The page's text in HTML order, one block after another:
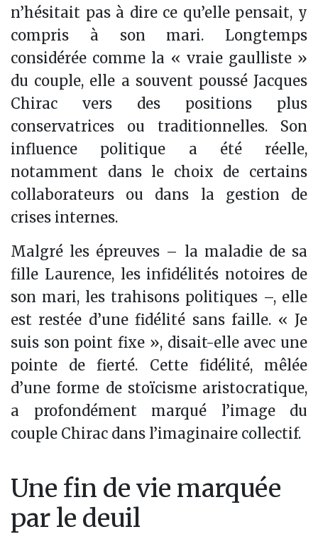
n’hésitait pas à dire ce qu’elle pensait, y
compris à son mari. Longtemps
considérée comme la « vraie gaulliste »
du couple, elle a souvent poussé Jacques
Chirac vers des positions plus
conservatrices ou traditionnelles. Son
influence politique a été réelle,
notamment dans le choix de certains
collaborateurs ou dans la gestion de
crises internes.
Malgré les épreuves – la maladie de sa
fille Laurence, les infidélités notoires de
son mari, les trahisons politiques –, elle
est restée d’une fidélité sans faille. « Je
suis son point fixe », disait-elle avec une
pointe de fierté. Cette fidélité, mêlée
d’une forme de stoïcisme aristocratique,
a profondément marqué l’image du
couple Chirac dans l’imaginaire collectif.
Une fin de vie marquée
par le deuil